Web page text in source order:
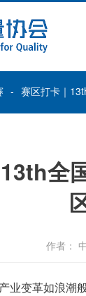
赛区打卡｜
全
作者：
业变革如浪潮